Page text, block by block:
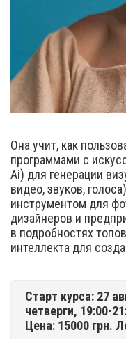
Она учит, как
программами с
Ai) для генерации
видео, звуков,
инструментом для
дизайнеров и
в подробностях
интеллекта для
Старт курса: 27
четверги, 19:00-
Цена:15000 грн.